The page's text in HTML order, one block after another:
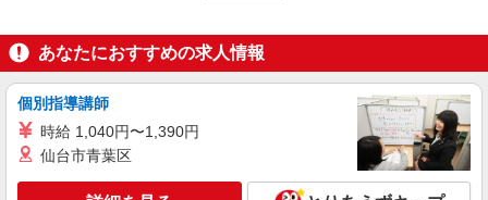
医療事務/総合・フロアー受付
月給196000円 ★交通費規定に基づき交通費支
大阪府高槻市（JR東海道本線高槻駅）
キープ 詳細を見る
あなたにおすすめの求人情報
個別指導講師
時給 1,040円〜1,390円
仙台市青葉区